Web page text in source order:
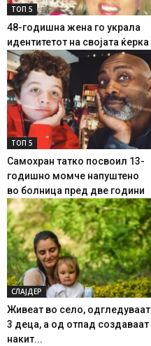
ТОП 5
48-годишна жена го украла
идентитетот на својата ќерка
ТОП 5
Самохран татко посвоил 13-
годишно момче напуштено
во болница пред две години
СЛАЈДЕР
Живеат во село, одгледуваат
3 деца, а од отпад создаваат
накит...